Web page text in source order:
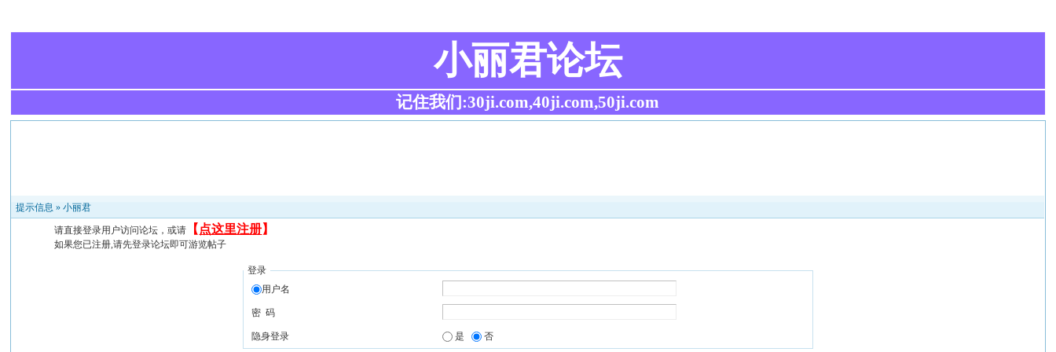
小丽君论坛
记住我们:30ji.com,40ji.com,50ji.com
提示信息 »小丽君
请直接登录用户访问论坛，或请 【 点这里注册】
如果您已注册,请先登录论坛即可游览帖子
登录
用户名
密 码
隐身登录 是 否